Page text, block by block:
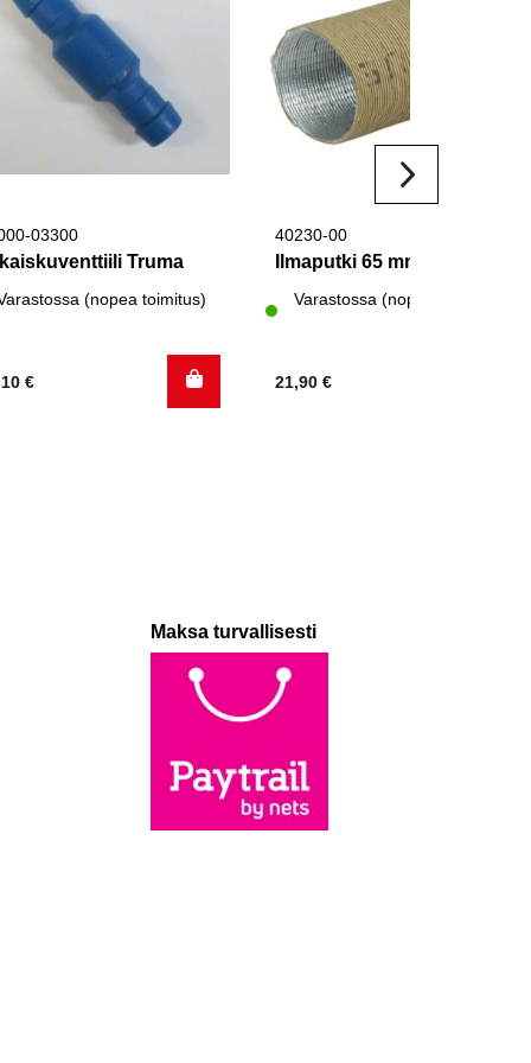
03300
Truma
(nopea toimitus)
€
40230-00
Ilmaputki 65 mm Truma
Varastossa (nopea toimitus)
21,90€
Maksa turvallisesti